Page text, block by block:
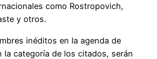
como Rostropovich,
y otros.
inéditos en la agenda de
la categoría de los citados, serán